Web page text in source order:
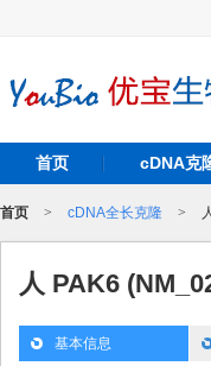
首页 cDNA克
首页 > cDNA全长克隆 >
人 PAK6
基本信息